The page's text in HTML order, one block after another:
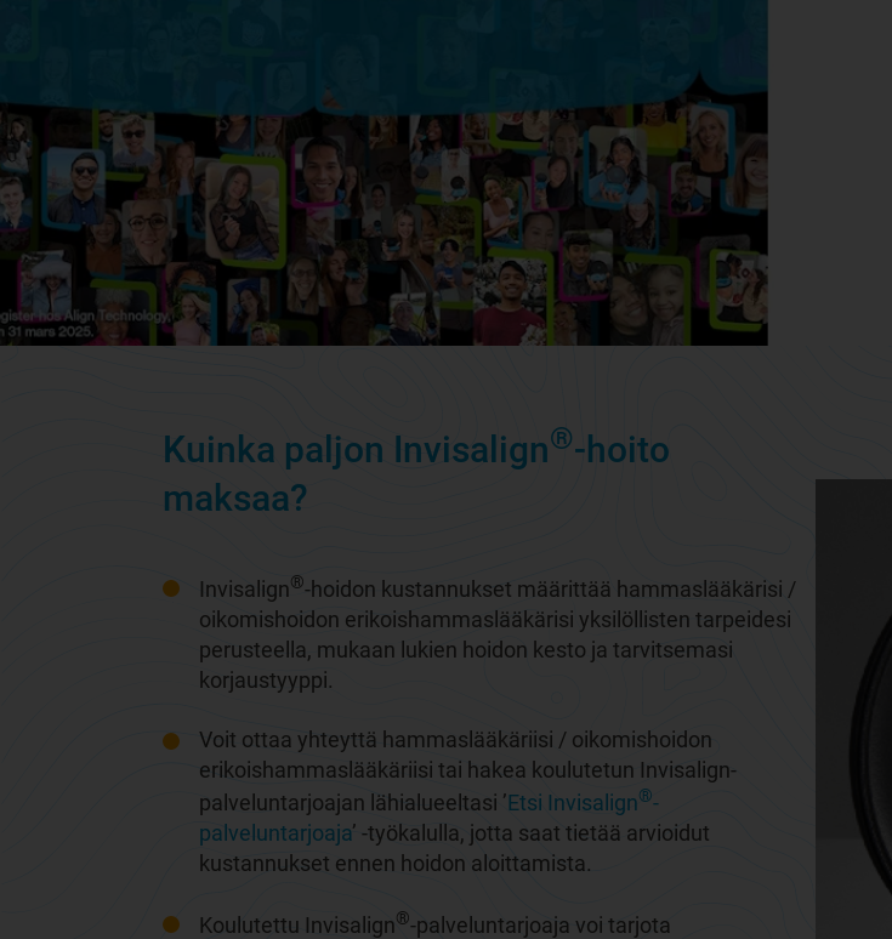
Kuinka paljon Invisalign®-hoito
maksaa?
Invisalign®-hoidon kustannukset määrittää hammaslääkärisi /
oikomishoidon erikoishammaslääkärisi yksilöllisten tarpeidesi
perusteella, mukaan lukien hoidon kesto ja tarvitsemasi
korjaustyyppi.
Voit ottaa yhteyttä hammaslääkäriisi / oikomishoidon
erikoishammaslääkäriisi tai hakea koulutetun Invisalign-
palveluntarjoajan lähialueeltasi ’Etsi Invisalign®-
palveluntarjoaja’ -työkalulla, jotta saat tietää arvioidut
kustannukset ennen hoidon aloittamista.
Koulutettu Invisalign®-palveluntarjoaja voi tarjota